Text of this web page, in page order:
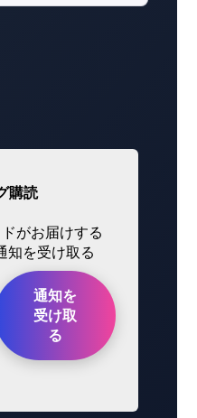
購読
がお届けする
知を受け取る